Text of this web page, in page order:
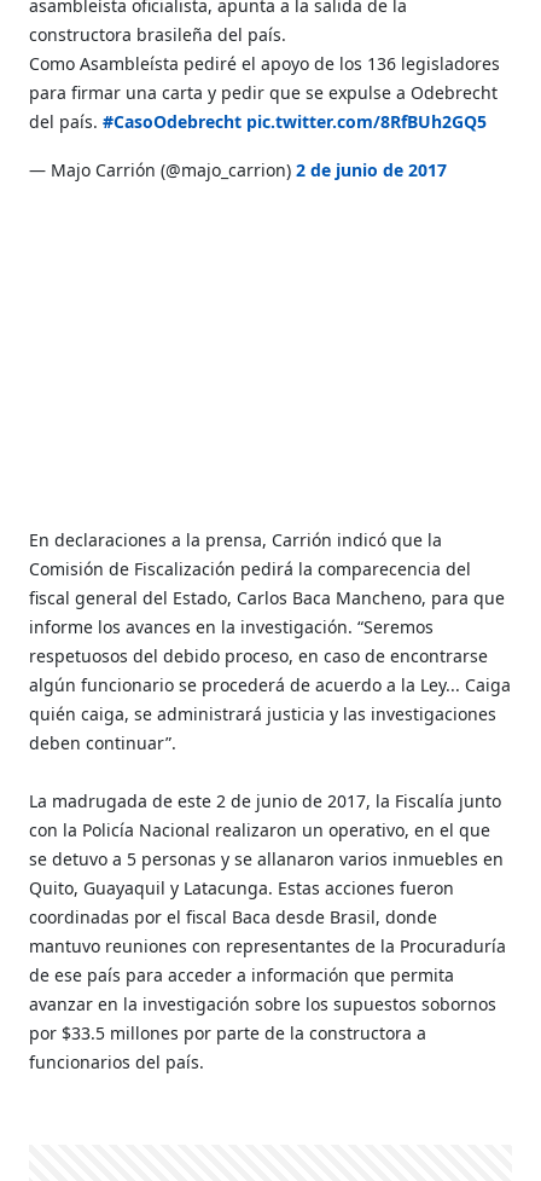
asambleísta oficialista, apunta a la salida de la
constructora brasileña del país.
Como Asambleísta pediré el apoyo de los 136 legisladores
para firmar una carta y pedir que se expulse a Odebrecht
del país.#CasoOdebrecht pic.twitter.com/8RfBUh2GQ5
— Majo Carrión (@majo_carrion)2 de junio de 2017
En declaraciones a la prensa, Carrión indicó que la
Comisión de Fiscalización pedirá la comparecencia del
fiscal general del Estado, Carlos Baca Mancheno, para que
informe los avances en la investigación. “Seremos
respetuosos del debido proceso, en caso de encontrarse
algún funcionario se procederá de acuerdo a la Ley... Caiga
quién caiga, se administrará justicia y las investigaciones
deben continuar”.
La madrugada de este 2 de junio de 2017, la Fiscalía junto
con la Policía Nacional realizaron un operativo, en el que
se detuvo a 5 personas y se allanaron varios inmuebles en
Quito, Guayaquil y Latacunga. Estas acciones fueron
coordinadas por el fiscal Baca desde Brasil, donde
mantuvo reuniones con representantes de la Procuraduría
de ese país para acceder a información que permita
avanzar en la investigación sobre los supuestos sobornos
por $33.5 millones por parte de la constructora a
funcionarios del país.